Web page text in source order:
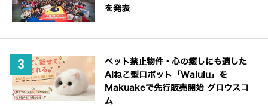
を発表
ペット禁止物件・心の癒しにも適した
AIねこ型ロボット「Walulu」を
Makuakeで先行販売開始 グロウスコ
ム